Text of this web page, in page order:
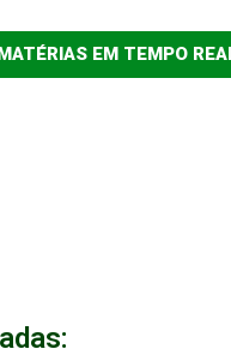
EM TEMPO